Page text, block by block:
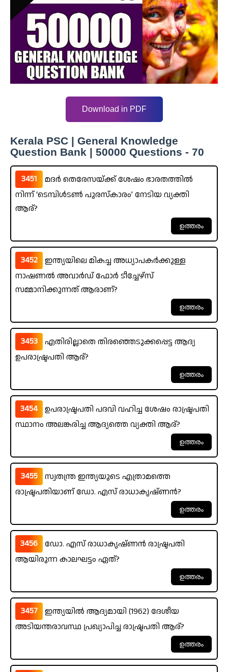
Download in PDF
Kerala PSC | General Knowledge
Question Bank | 50000 Questions - 70
3451
മദർ തെരേസയ്ക്ക് ശേഷം ഭാരതത്തിൽ
നിന്ന് ‘ടെമ്പിൾടൺ പുരസ്കാരം’ നേടിയ വ്യക്തി
ആര്?
3452
ഇന്ത്യയിലെ മികച്ച അധ്യാപകർക്കുള്ള
നാഷണൽ അവാർഡ് ഫോർ ടീച്ചേഴ്സ്
സമ്മാനിക്കുന്നത് ആരാണ്?
3453
എതിരില്ലാതെ തിരഞ്ഞെടുക്കപ്പെട്ട ആദ്യ
ഉപരാഷ്ട്രപതി ആര്?
3454
ഉപരാഷ്ട്രപതി പദവി വഹിച്ച ശേഷം രാഷ്ട്രപതി
സ്ഥാനം അലങ്കരിച്ച ആദ്യത്തെ വ്യക്തി ആര്?
3455
സ്വതന്ത്ര ഇന്ത്യയുടെ എത്രാമത്തെ
രാഷ്ട്രപതിയാണ് ഡോ. എസ് രാധാകൃഷ്ണൻ?
3456
ഡോ. എസ് രാധാകൃഷ്ണൻ രാഷ്ട്രപതി
ആയിരുന്ന കാലഘട്ടം ഏത്?
3457
ഇന്ത്യയിൽ ആദ്യമായി (1962) ദേശീയ
അടിയന്തരാവസ്ഥ പ്രഖ്യാപിച്ച രാഷ്ട്രപതി ആര്?